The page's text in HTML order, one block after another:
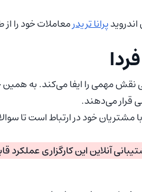
پرانا تریدرمعاملات خود را
مهمی را ایفا می‌کند. به همین
قرار می‌دهند.
مشتریان خود در ارتباط است تا
آنلاین این کارگزاری عملکرد